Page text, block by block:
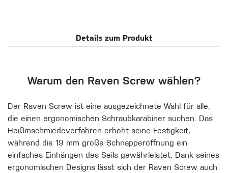
Details zum Produkt
Warum den Raven Screw wählen?
Der Raven Screw ist eine ausgezeichnete Wahl für alle,
die einen ergonomischen Schraubkarabiner suchen. Das
Heißmschmiedeverfahren erhöht seine Festigkeit,
während die 19 mm große Schnapperöffnung ein
einfaches Einhängen des Seils gewährleistet. Dank seines
ergonomischen Designs lässt sich der Raven Screw auch